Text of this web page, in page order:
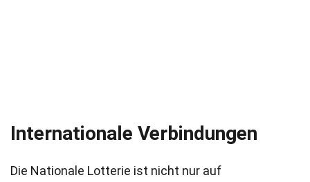
Internationale Verbindungen
Die Nationale Lotterie ist nicht nur auf